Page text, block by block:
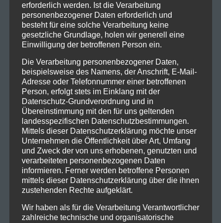
erforderlich werden. Ist die Verarbeitung
personenbezogener Daten erforderlich und
besteht für eine solche Verarbeitung keine
gesetzliche Grundlage, holen wir generell eine
Einwilligung der betroffenen Person ein.
Die Verarbeitung personenbezogener Daten,
beispielsweise des Namens, der Anschrift, E-Mail-
Adresse oder Telefonnummer einer betroffenen
Person, erfolgt stets im Einklang mit der
Datenschutz-Grundverordnung und in
Übereinstimmung mit den für uns geltenden
landesspezifischen Datenschutzbestimmungen.
Mittels dieser Datenschutzerklärung möchte unser
Unternehmen die Öffentlichkeit über Art, Umfang
und Zweck der von uns erhobenen, genutzten und
verarbeiteten personenbezogenen Daten
informieren. Ferner werden betroffene Personen
mittels dieser Datenschutzerklärung über die ihnen
zustehenden Rechte aufgeklärt.
Wir haben als für die Verarbeitung Verantwortlicher
zahlreiche technische und organisatorische